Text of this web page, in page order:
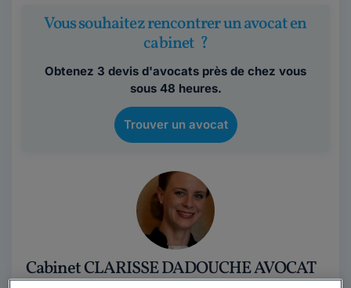
Vous souhaitez rencontrer un avocat en
cabinet ?
Obtenez 3 devis d'avocats près de chez vous
sous 48 heures.
Trouver un avocat
Cabinet CLARISSE DADOUCHE AVOCAT